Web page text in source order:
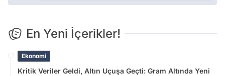
En Yeni İçerikler!
Ekonomi
Kritik Veriler Geldi, Altın Uçuşa Geçti: Gram Altında Yeni